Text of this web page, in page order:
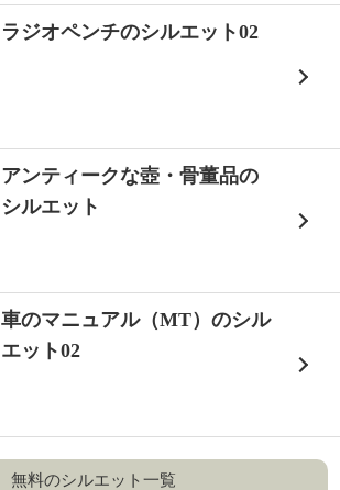
ラジオペンチのシルエット02
アンティークな壺・骨董品の
シルエット
車のマニュアル（MT）のシル
エット02
無料のシルエット一覧